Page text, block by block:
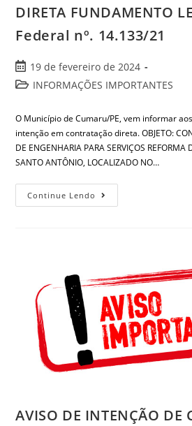
DIRETA FUNDAMENTO
Federal nº. 14.133/21
19 de fevereiro de 2024
INFORMAÇÕES IMPORTANTES
O Município de Cumaru/PE, vem informar
intenção em contratação direta. OBJETO:
DE ENGENHARIA PARA SERVIÇOS REFORMA
SANTO ANTÔNIO, LOCALIZADO NO…
Continue Lendo
AVISO DE INTENÇÃO DE